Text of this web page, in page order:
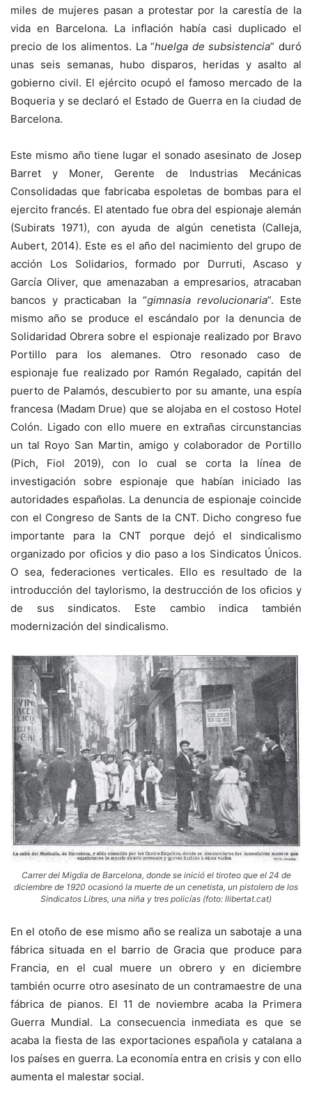
miles de mujeres pasan a protestar por la carestía de la
vida en Barcelona. La inflación había casi duplicado el
precio de los alimentos. La “huelga de subsistencia” duró
unas seis semanas, hubo disparos, heridas y asalto al
gobierno civil. El ejército ocupó el famoso mercado de la
Boqueria y se declaró el Estado de Guerra en la ciudad de
Barcelona.
Este mismo año tiene lugar el sonado asesinato de Josep
Barret y Moner, Gerente de Industrias Mecánicas
Consolidadas que fabricaba espoletas de bombas para el
ejercito francés. El atentado fue obra del espionaje alemán
(Subirats 1971), con ayuda de algún cenetista (Calleja,
Aubert, 2014). Este es el año del nacimiento del grupo de
acción Los Solidarios, formado por Durruti, Ascaso y
García Oliver, que amenazaban a empresarios, atracaban
bancos y practicaban la “gimnasia revolucionaria”. Este
mismo año se produce el escándalo por la denuncia de
Solidaridad Obrera sobre el espionaje realizado por Bravo
Portillo para los alemanes. Otro resonado caso de
espionaje fue realizado por Ramón Regalado, capitán del
puerto de Palamós, descubierto por su amante, una espía
francesa (Madam Drue) que se alojaba en el costoso Hotel
Colón. Ligado con ello muere en extrañas circunstancias
un tal Royo San Martin, amigo y colaborador de Portillo
(Pich, Fiol 2019), con lo cual se corta la línea de
investigación sobre espionaje que habían iniciado las
autoridades españolas. La denuncia de espionaje coincide
con el Congreso de Sants de la CNT. Dicho congreso fue
importante para la CNT porque dejó el sindicalismo
organizado por oficios y dio paso a los Sindicatos Únicos.
O sea, federaciones verticales. Ello es resultado de la
introducción del taylorismo, la destrucción de los oficios y
de sus sindicatos. Este cambio indica también
modernización del sindicalismo.
Carrer del Migdia de Barcelona, donde se inició el tiroteo que el 24 de
diciembre de 1920 ocasionó la muerte de un cenetista, un pistolero de los
Sindicatos Libres, una niña y tres policías (foto: llibertat.cat)
En el otoño de ese mismo año se realiza un sabotaje a una
fábrica situada en el barrio de Gracia que produce para
Francia, en el cual muere un obrero y en diciembre
también ocurre otro asesinato de un contramaestre de una
fábrica de pianos. El 11 de noviembre acaba la Primera
Guerra Mundial. La consecuencia inmediata es que se
acaba la fiesta de las exportaciones española y catalana a
los países en guerra. La economía entra en crisis y con ello
aumenta el malestar social.